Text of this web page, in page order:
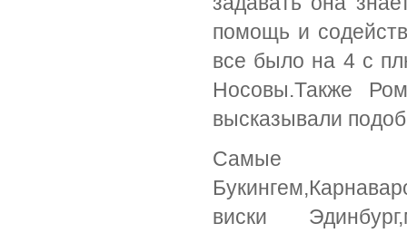
помощь и
все было на 4 с
Носовы.Также
высказывали
Самые
виски